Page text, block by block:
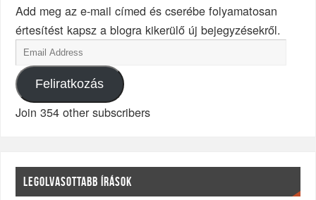
Add meg az e-mail címed és cserébe folyamatosan
értesítést kapsz a blogra kikerülő új bejegyzésekről.
Feliratkozás
Join 354 other subscribers
LEGOLVASOTTABB ÍRÁSOK